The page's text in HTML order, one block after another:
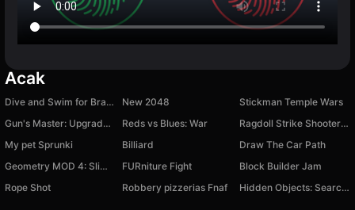
Acak
Dive and Swim for Brainrots! New 2048
Stickman Temple Wars
Gun's Master: Upgrade Weapon!
Reds vs Blues: War
Ragdoll Strike Shooter! Shoot the Gun!
My pet Sprunki
Billiard
Draw The Car Path
Geometry MOD 4: Slime Dash
FURniture Fight
Block Builder Jam
Rope Shot
Robbery pizzerias Fnaf Hidden Objects: Search and Relax